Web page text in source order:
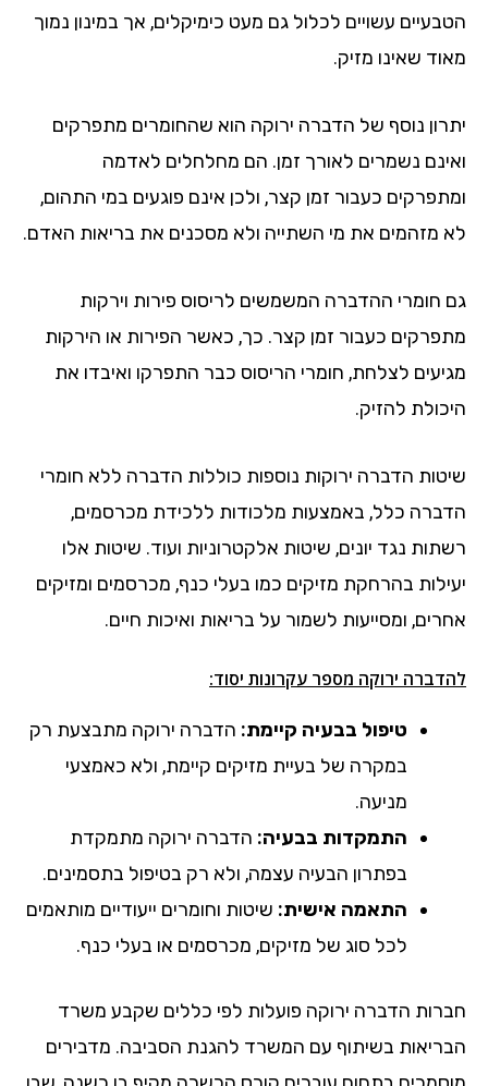
הטבעיים עשויים לכלול גם מעט כימיקלים, אך במינון נמוך
מאוד שאינו מזיק.
יתרון נוסף של הדברה ירוקה הוא שהחומרים מתפרקים
ואינם נשמרים לאורך זמן. הם מחלחלים לאדמה
ומתפרקים כעבור זמן קצר, ולכן אינם פוגעים במי התהום,
לא מזהמים את מי השתייה ולא מסכנים את בריאות האדם.
גם חומרי ההדברה המשמשים לריסוס פירות וירקות
מתפרקים כעבור זמן קצר. כך, כאשר הפירות או הירקות
מגיעים לצלחת, חומרי הריסוס כבר התפרקו ואיבדו את
היכולת להזיק.
שיטות הדברה ירוקות נוספות כוללות הדברה ללא חומרי
הדברה כלל, באמצעות מלכודות ללכידת מכרסמים,
רשתות נגד יונים, שיטות אלקטרוניות ועוד. שיטות אלו
יעילות בהרחקת מזיקים כמו בעלי כנף, מכרסמים ומזיקים
אחרים, ומסייעות לשמור על בריאות ואיכות חיים.
להדברה ירוקה מספר עקרונות יסוד:
טיפול בבעיה קיימת: הדברה ירוקה מתבצעת רק
במקרה של בעיית מזיקים קיימת, ולא כאמצעי
מניעה.
התמקדות בבעיה: הדברה ירוקה מתמקדת
בפתרון הבעיה עצמה, ולא רק בטיפול בתסמינים.
התאמה אישית: שיטות וחומרים ייעודיים מותאמים
לכל סוג של מזיקים, מכרסמים או בעלי כנף.
חברות הדברה ירוקה פועלות לפי כללים שקבע משרד
הבריאות בשיתוף עם המשרד להגנת הסביבה. מדבירים